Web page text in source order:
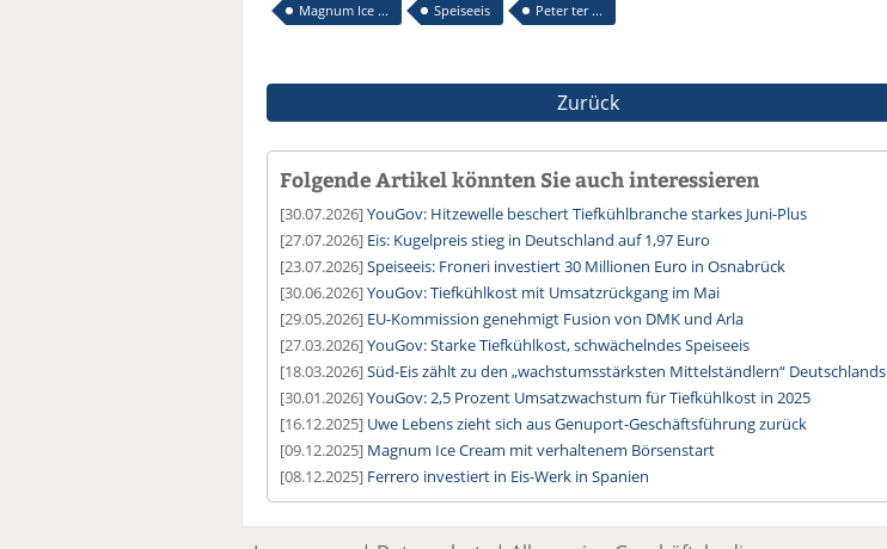
Magnum Ice ... Speiseeis Peter ter ...
Zurück
Folgende Artikel könnten Sie auch interessieren
[30.07.2026]YouGov: Hitzewelle beschert Tiefkühlbranche starkes Juni-Plus
[27.07.2026] Eis: Kugelpreis stieg in Deutschland auf 1,97 Euro
[23.07.2026]Speiseeis: Froneri investiert 30 Millionen Euro in Osnabrück
[30.06.2026]YouGov: Tiefkühlkost mit Umsatzrückgang im Mai
[29.05.2026] EU-Kommission genehmigt Fusion von DMK und Arla
[27.03.2026]YouGov: Starke Tiefkühlkost, schwächelndes Speiseeis
[18.03.2026]Süd-Eis zählt zu den „wachstumsstärksten Mittelständlern“ Deutschlands
[30.01.2026]YouGov: 2,5 Prozent Umsatzwachstum für Tiefkühlkost in 2025
[16.12.2025] Uwe Lebens zieht sich aus Genuport-Geschäftsführung zurück
[09.12.2025] Magnum Ice Cream mit verhaltenem Börsenstart
[08.12.2025] Ferrero investiert in Eis-Werk in Spanien